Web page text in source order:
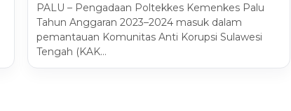
PALU – Pengadaan Poltekkes Kemenkes Palu
Tahun Anggaran 2023–2024 masuk dalam
pemantauan Komunitas Anti Korupsi Sulawesi
Tengah (KAK…